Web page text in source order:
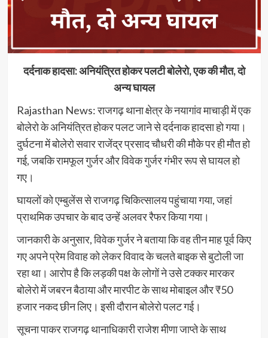
दर्दनाक हादसा: अनियंत्रित होकर पलटी बोलेरो, एक की मौत, दो
अन्य घायल
Rajasthan News: राजगढ़ थाना क्षेत्र के नयागांव माचाड़ी में एक
बोलेरो के अनियंत्रित होकर पलट जाने से दर्दनाक हादसा हो गया।
दुर्घटना में बोलेरो सवार राजेंद्र प्रसाद चौधरी की मौके पर ही मौत हो
गई, जबकि रामफूल गुर्जर और विवेक गुर्जर गंभीर रूप से घायल हो
गए।
घायलों को एम्बुलेंस से राजगढ़ चिकित्सालय पहुंचाया गया, जहां
प्राथमिक उपचार के बाद उन्हें अलवर रैफर किया गया।
जानकारी के अनुसार, विवेक गुर्जर ने बताया कि वह तीन माह पूर्व किए
गए अपने प्रेम विवाह को लेकर विवाद के चलते बाइक से बुटोली जा
रहा था। आरोप है कि लड़की पक्ष के लोगों ने उसे टक्कर मारकर
बोलेरो में जबरन बैठाया और मारपीट के साथ मोबाइल और ₹50
हजार नकद छीन लिए। इसी दौरान बोलेरो पलट गई।
सूचना पाकर राजगढ़ थानाधिकारी राजेश मीणा जाप्ते के साथ